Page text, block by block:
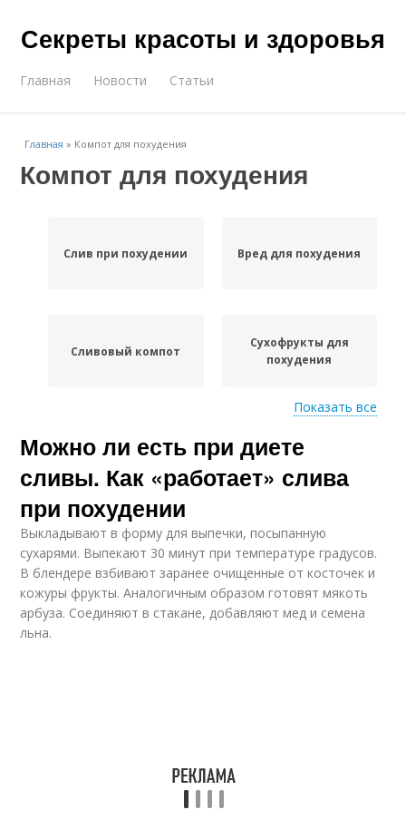
Секреты красоты и здоровья
Главная Новости Статьи
Главная » Компот для похудения
Компот для похудения
Слив при похудении Вред для похудения
Сливовый компот
Сухофрукты для
похудения
Компот из
сухофруктов
Сливы при похудении
Сливы для похудения Слив для похудения
Показать все
Можно ли есть при диете
сливы. Как «работает» слива
при похудении
Выкладывают в форму для выпечки, посыпанную
сухарями. Выпекают 30 минут при температуре градусов.
В блендере взбивают заранее очищенные от косточек и
кожуры фрукты. Аналогичным образом готовят мякоть
арбуза. Соединяют в стакане, добавляют мед и семена
льна.